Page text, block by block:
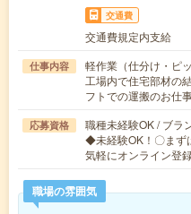
交通費
交通費規定内支給
仕事内容
軽作業（仕分け・ピ
工場内で住宅部材の
フトでの運搬のお仕
応募資格
職種未経験OK / ブラ
◆未経験OK！〇まず
気軽にオンライン登
職場の雰囲気